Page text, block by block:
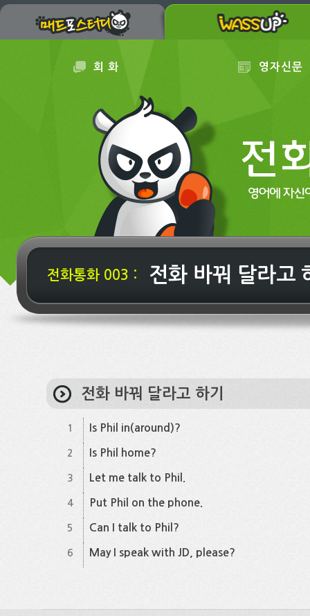
회 화 영자신문
전화통화 003 : 전화 바꿔 달라고
전화 바꿔 달라고 하기
1 Is Phil in(around)?
2 Is Phil home?
3 Let me talk to Phil.
4 Put Phil on the phone.
5 Can I talk to Phil?
6 May I speak with JD, please?